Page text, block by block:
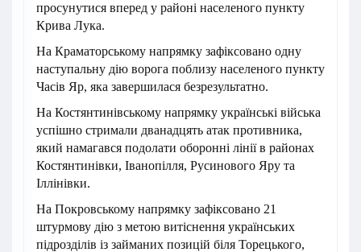
просунутися вперед у районі населеного пункту
Крива Лука.
На Краматорському напрямку зафіксовано одну
наступальну дію ворога поблизу населеного пункту
Часів Яр, яка завершилася безрезультатно.
На Костянтинівському напрямку українські війська
успішно стримали дванадцять атак противника,
який намагався подолати оборонні лінії в районах
Костянтинівки, Іванопілля, Русинового Яру та
Іллінівки.
На Покровському напрямку зафіксовано 21
штурмову дію з метою витіснення українських
підрозділів із займаних позицій біля Торецького,